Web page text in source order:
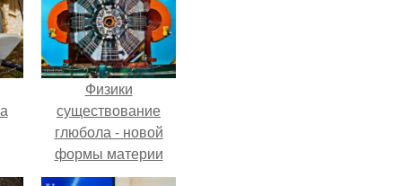
Физики
существование
глюбола - новой
формы материи
подтвердили.